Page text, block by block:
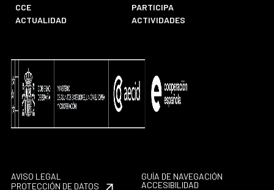
CCE
PARTICIPA
ACTUALIDAD
ACTIVIDADES
AVISO LEGAL
PROTECCIÓN DE DATOS
GUÍA DE NAVEGACIÓN
ACCESIBILIDAD